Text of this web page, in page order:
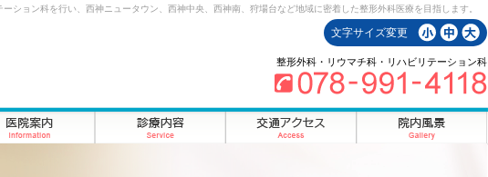
ション科を行い、西神ニュータウン、西神中央、西神南、狩場台など地域に密着した整形外科医療を目指します。
文字サイズ変更
整形外科・リウマチ科・リハビリテーション科